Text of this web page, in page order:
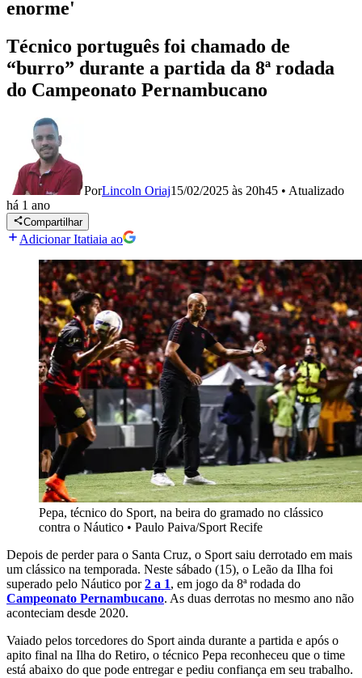
enorme'
Técnico português foi chamado de
“burro” durante a partida da 8ª rodada
do Campeonato Pernambucano
PorLincoln Oriaj15/02/2025 às 20h45 • Atualizado
há 1 ano
Compartilhar
Adicionar Itatiaia ao
Pepa, técnico do Sport, na beira do gramado no clássico
contra o Náutico • Paulo Paiva/Sport Recife
Depois de perder para o Santa Cruz, o Sport saiu derrotado em mais
um clássico na temporada. Neste sábado (15), o Leão da Ilha foi
superado pelo Náutico por2 a 1, em jogo da 8ª rodada do
Campeonato Pernambucano. As duas derrotas no mesmo ano não
aconteciam desde 2020.
Vaiado pelos torcedores do Sport ainda durante a partida e após o
apito final na Ilha do Retiro, o técnico Pepa reconheceu que o time
está abaixo do que pode entregar e pediu confiança em seu trabalho.